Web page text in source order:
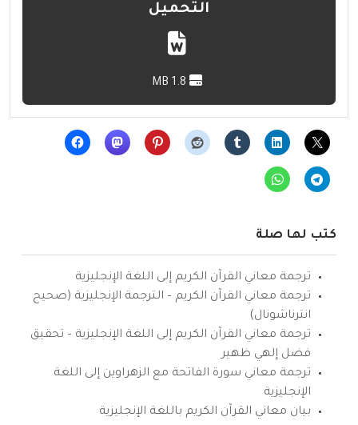
التحميل
كتب لها صلة
ترجمة معاني القرآن الكريم إلى اللغة الإنجليزية
ترجمة معاني القرآن الكريم – الترجمة الإنجليزية (صحيح
انترناشونال)
ترجمة معاني القرآن الكريم إلى اللغة الإنجليزية – تحقيق
فضل إلهي ظهير
ترجمة معاني سورة الفاتحة مع الزهراوين إلى اللغة
الإنجليزية
بيان معاني القرآن الكريم باللغة الإنجليزية